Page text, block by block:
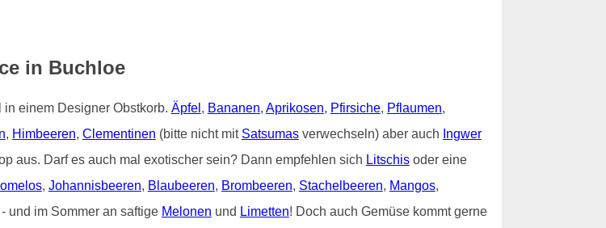
in Buchloe
einem Designer Obstkorb. Äpfel , Bananen, Aprikosen, Pfirsiche, Pflaumen,
, Himbeeren, Clementinen (bitte nicht mit Satsumasverwechseln) aber auch Ingwer
aus. Darf es auch mal exotischer sein? Dann empfehlen sich Litschisoder eine
, Johannisbeeren, Blaubeeren, Brombeeren, Stachelbeeren, Mangos,
und im Sommer an saftige Melonen und Limetten! Doch auch Gemüse kommt gerne